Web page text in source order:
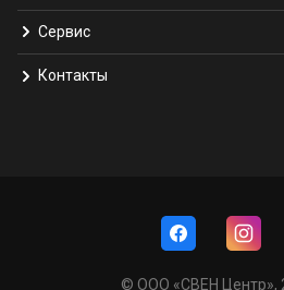
Сервис
Контакты
© ООО «СВЕН Центр»,